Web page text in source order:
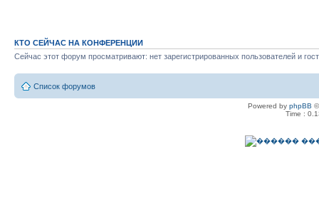
КТО СЕЙЧАС НА КОНФЕРЕНЦИИ
Сейчас этот форум просматривают: нет зарегистрированных пользователей и
Список форумов
Powered by phpBB
Time :